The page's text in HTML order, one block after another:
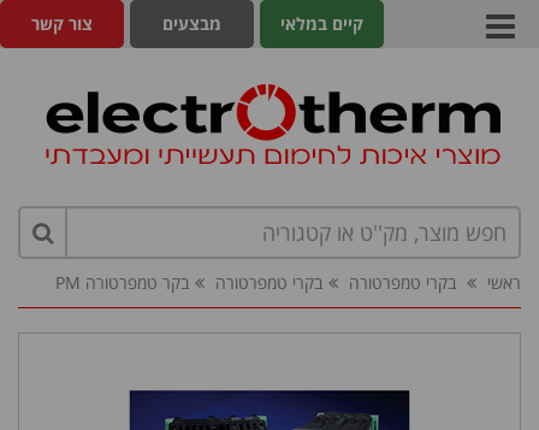
צור קשר מבצעים קיים במלאי
ראשי בקרי טמפרטורה בקרי טמפרטורה בקר טמפרטורה PM